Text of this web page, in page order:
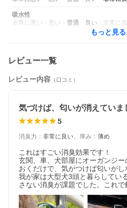
吸水性
非常に悪い ・ 悪い ・ 普通 ・ 良い ・ 非常に
もっと見る
レビュー一覧
レビュー内容 （口コミ）
気づけば、匂いが消えていま
5
消臭力 ： 非常に良い、 厚み ： 薄め
これはすごい消臭効果です！
玄関、車、犬部屋にオーガンジ
おくだけで、気がつけば匂いがし
我が家は大型犬3頭と暮らしてい
さない消臭が課題でした。これで